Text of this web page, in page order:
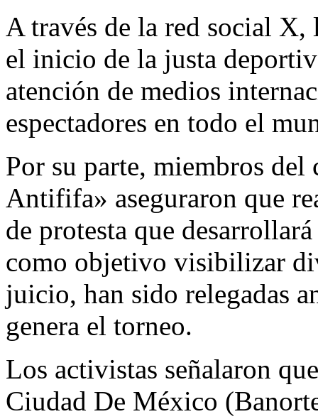
A través de la red social X,
el inicio de la justa
atención de medios
espectadores en todo el
Por su parte, miembros
Antififa» aseguraron que
de protesta que
como objetivo visibilizar
juicio, han sido relegadas
genera el torneo.
Los activistas señalaron
Ciudad De México